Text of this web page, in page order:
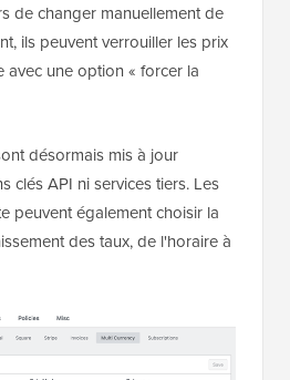
de changer manuellement de
ils peuvent verrouiller les prix
avec une option « forcer la
désormais mis à jour
clés API ni services tiers. Les
peuvent également choisir la
des taux, de l'horaire à